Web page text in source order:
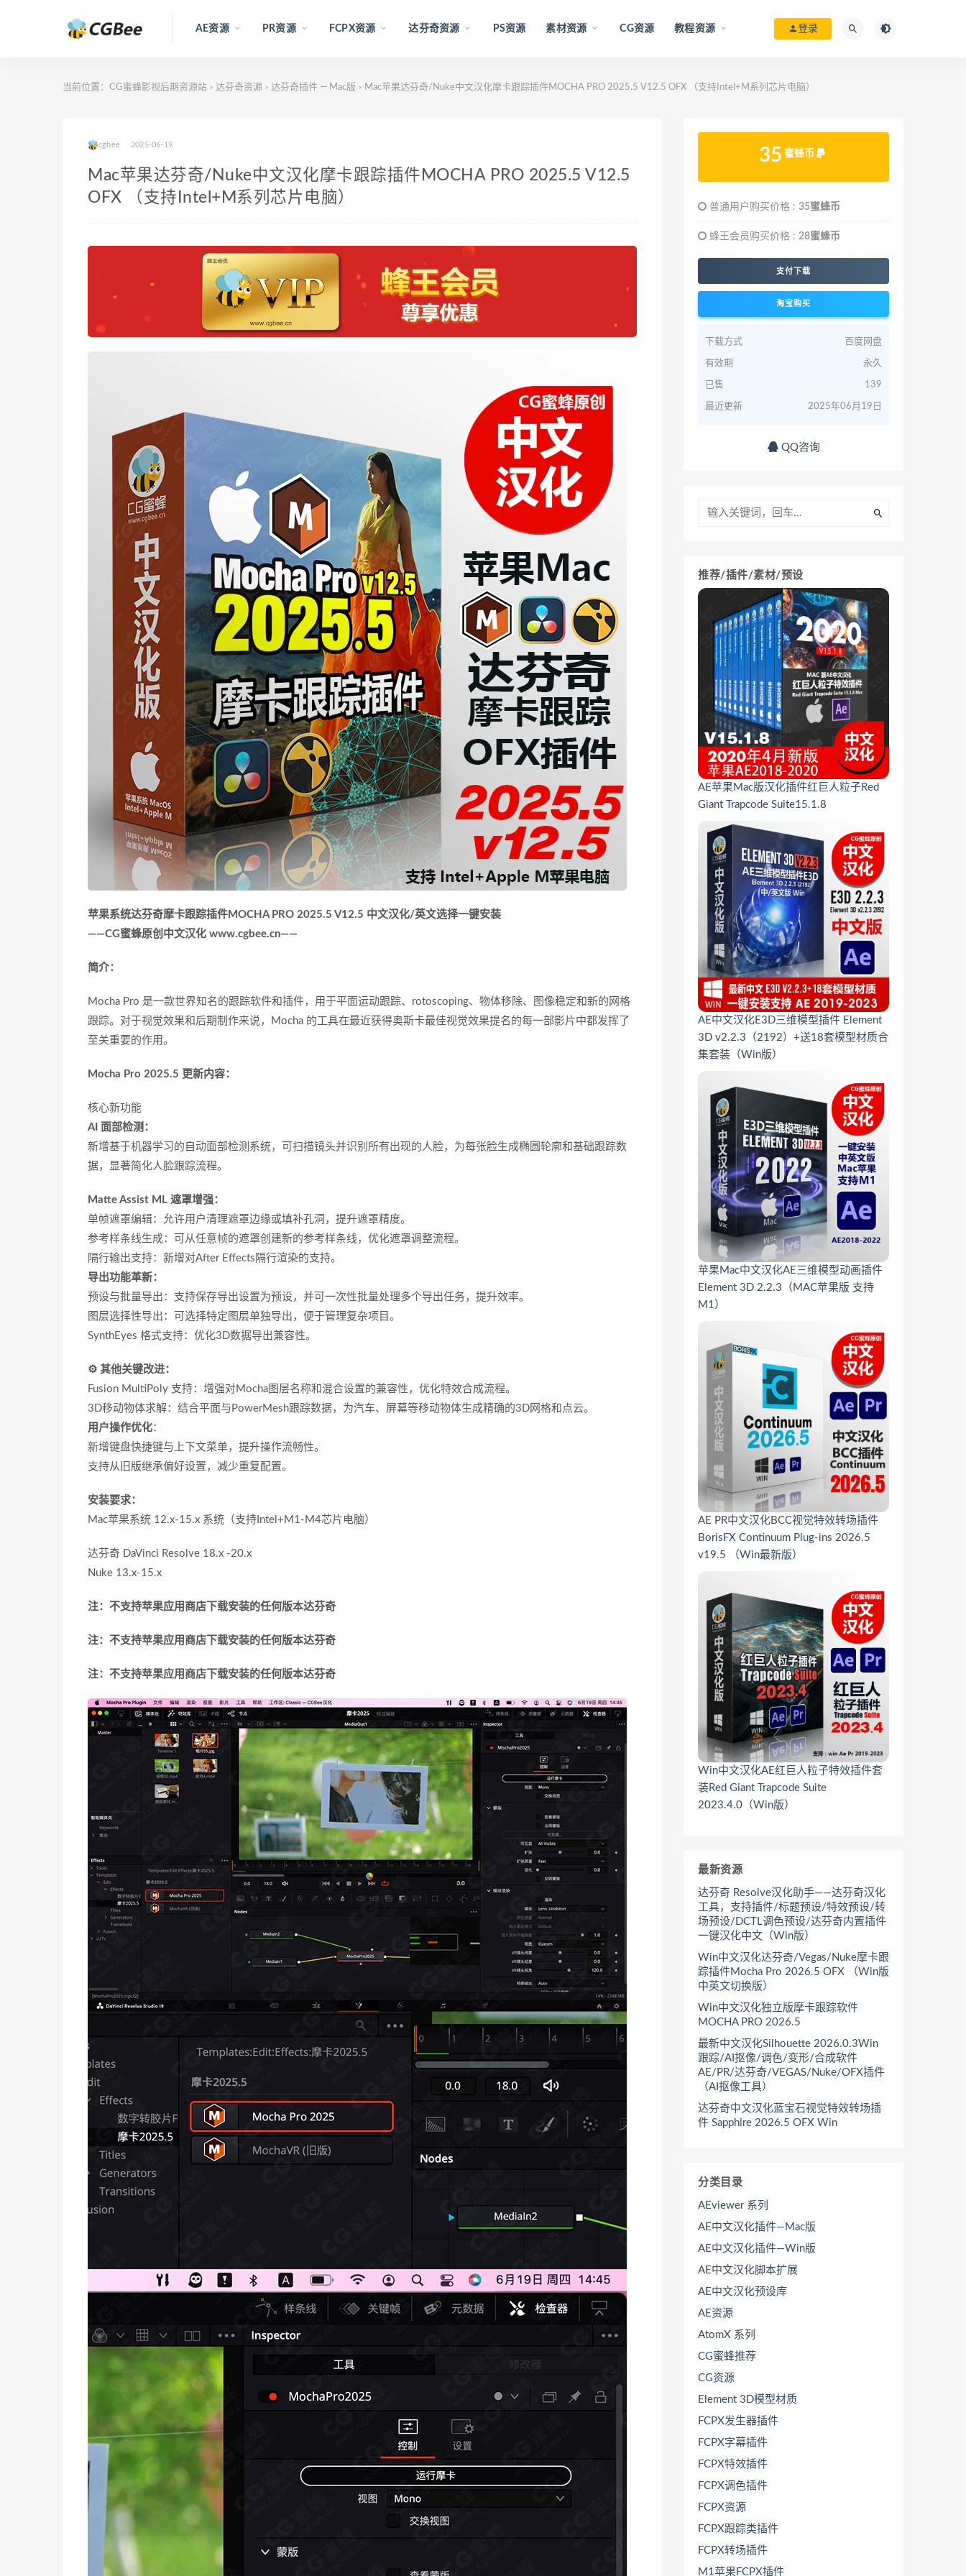
AE资源 PR资源 FCPX资源 达芬奇资源 PS资源 素材资源 CG资源 教程资源 登录
当前位置： CG蜜蜂影视后期资源站 > 达芬奇资源 > 达芬奇插件 — Mac版 > Mac苹果达芬奇/Nuke中文汉化摩卡跟踪插件MOCHA PRO 2025.5 V12.5 OFX （支持Intel+M系列芯片电脑）
cgbee 2025-06-19
Mac苹果达芬奇/Nuke中文汉化摩卡跟踪插件MOCHA PRO 2025.5 V12.5
OFX （支持Intel+M系列芯片电脑）
苹果系统达芬奇摩卡跟踪插件MOCHA PRO 2025.5 V12.5 中文汉化/英文选择一键安装
——CG蜜蜂原创中文汉化 www.cgbee.cn——
简介：
Mocha Pro 是一款世界知名的跟踪软件和插件，用于平面运动跟踪、rotoscoping、物体移除、图像稳定和新的网格
跟踪。对于视觉效果和后期制作来说，Mocha 的工具在最近获得奥斯卡最佳视觉效果提名的每一部影片中都发挥了
至关重要的作用。
Mocha Pro 2025.5 更新内容：
‌核心新功能‌
‌AI 面部检测‌：
新增基于机器学习的自动面部检测系统，可扫描镜头并识别所有出现的人脸，为每张脸生成椭圆轮廓和基础跟踪数
据，显著简化人脸跟踪流程。
‌Matte Assist ML 遮罩增强‌：
‌单帧遮罩编辑‌：允许用户清理遮罩边缘或填补孔洞，提升遮罩精度。
‌参考样条线生成‌：可从任意帧的遮罩创建新的参考样条线，优化遮罩调整流程。
‌隔行输出支持‌：新增对After Effects隔行渲染的支持。‌
导出功能革新‌：
‌预设与批量导出‌：支持保存导出设置为预设，并可一次性批量处理多个导出任务，提升效率。
‌图层选择性导出‌：可选择特定图层单独导出，便于管理复杂项目。
‌SynthEyes 格式支持‌：优化3D数据导出兼容性。
⚙️ ‌ 其他关键改进‌：
‌Fusion MultiPoly 支持‌：增强对Mocha图层名称和混合设置的兼容性，优化特效合成流程。
‌3D移动物体求解‌：结合平面与PowerMesh跟踪数据，为汽车、屏幕等移动物体生成精确的3D网格和点云。
用户操作优化‌：
新增键盘快捷键与上下文菜单，提升操作流畅性。
支持从旧版继承偏好设置，减少重复配置。
安装要求：
Mac苹果系统 12.x-15.x 系统（支持Intel+M1-M4芯片电脑）
达芬奇 DaVinci Resolve 18.x -20.x
Nuke 13.x-15.x
注：不支持苹果应用商店下载安装的任何版本达芬奇
注：不支持苹果应用商店下载安装的任何版本达芬奇
注：不支持苹果应用商店下载安装的任何版本达芬奇
35 蜜蜂币
普通用户购买价格 : 35蜜蜂币
蜂王会员购买价格 : 28蜜蜂币
支付下载
淘宝购买
下载方式 百度网盘
有效期 永久
已售 139
最近更新 2025年06月19日
QQ咨询
推荐/插件/素材/预设
AE苹果Mac版汉化插件红巨人粒子Red
Giant Trapcode Suite15.1.8
AE中文汉化E3D三维模型插件 Element
3D v2.2.3（2192）+送18套模型材质合
集套装（Win版）
苹果Mac中文汉化AE三维模型动画插件
Element 3D 2.2.3（MAC苹果版 支持
M1）
AE PR中文汉化BCC视觉特效转场插件
BorisFX Continuum Plug-ins 2026.5
v19.5 （Win最新版）
Win中文汉化AE红巨人粒子特效插件套
装Red Giant Trapcode Suite
2023.4.0（Win版）
最新资源
达芬奇 Resolve汉化助手——达芬奇汉化
工具，支持插件/标题预设/特效预设/转
场预设/DCTL调色预设/达芬奇内置插件
一键汉化中文（Win版）
Win中文汉化达芬奇/Vegas/Nuke摩卡跟
踪插件Mocha Pro 2026.5 OFX （Win版
中英文切换版）
Win中文汉化独立版摩卡跟踪软件
MOCHA PRO 2026.5
最新中文汉化Silhouette 2026.0.3Win
跟踪/AI抠像/调色/变形/合成软件
AE/PR/达芬奇/VEGAS/Nuke/OFX插件
（AI抠像工具）
达芬奇中文汉化蓝宝石视觉特效转场插
件 Sapphire 2026.5 OFX Win
分类目录
AEviewer 系列
AE中文汉化插件—Mac版
AE中文汉化插件—Win版
AE中文汉化脚本扩展
AE中文汉化预设库
AE资源
AtomX 系列
CG蜜蜂推荐
CG资源
Element 3D模型材质
FCPX发生器插件
FCPX字幕插件
FCPX特效插件
FCPX调色插件
FCPX资源
FCPX跟踪类插件
FCPX转场插件
M1苹果FCPX插件